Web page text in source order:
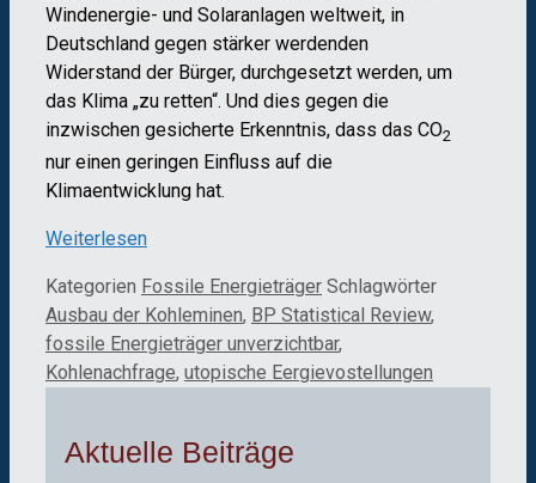
Windenergie- und Solaranlagen weltweit, in
Deutschland gegen stärker werdenden
Widerstand der Bürger, durchgesetzt werden, um
das Klima „zu retten“. Und dies gegen die
inzwischen gesicherte Erkenntnis, dass das CO2
nur einen geringen Einfluss auf die
Klimaentwicklung hat.
Weiterlesen
Kategorien Fossile Energieträger Schlagwörter
Ausbau der Kohleminen, BP Statistical Review,
fossile Energieträger unverzichtbar,
Kohlenachfrage, utopische Eergievostellungen
Aktuelle Beiträge